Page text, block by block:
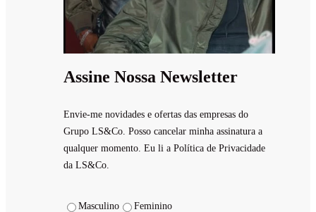
Assine Nossa Newsletter
Envie-me novidades e ofertas das empresas do
Grupo LS&Co. Posso cancelar minha assinatura a
qualquer momento. Eu li a Política de Privacidade
da LS&Co.
Masculino Feminino